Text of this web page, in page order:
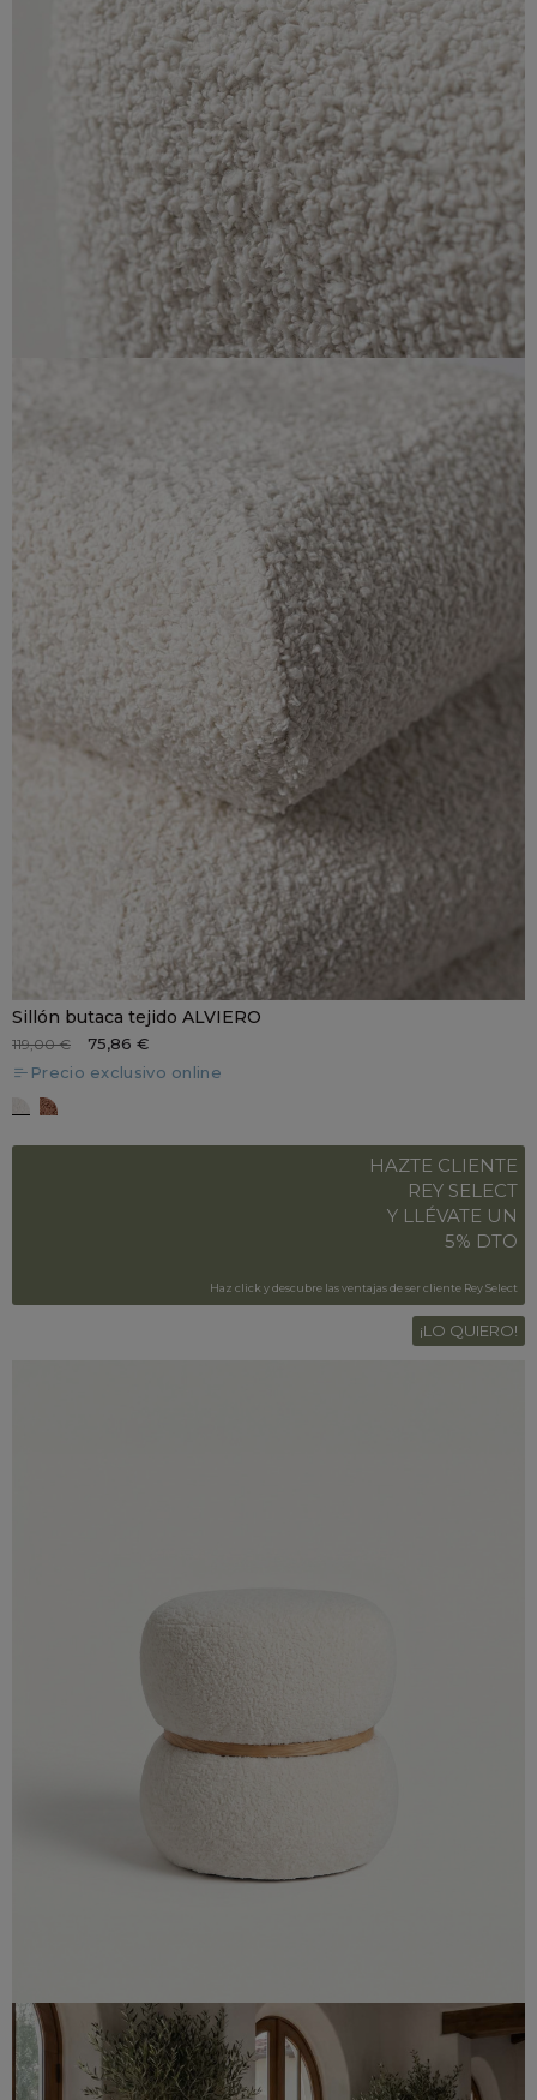
Sillón butaca tejido ALVIERO
119,00 €
75,86 €
Precio exclusivo online
CREMA TEJIDO
HAZTE CLIENTE
REY SELECT
Y LLÉVATE UN
5% DTO
Haz click y descubre las ventajas de ser cliente Rey Select
¡LO QUIERO!